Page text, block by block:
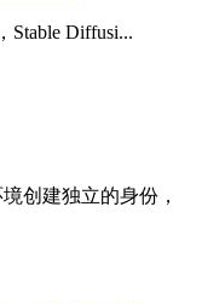
Diffusi...
创建独立的身份，